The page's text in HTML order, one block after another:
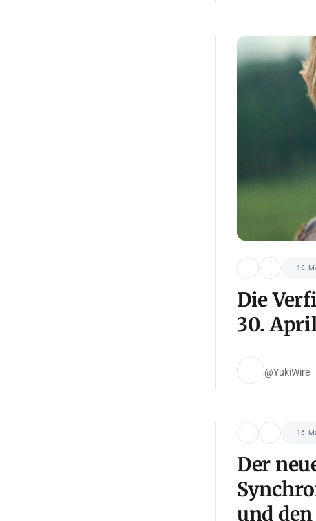
16.
Die
30.
@YukiWire
16.
Der
und